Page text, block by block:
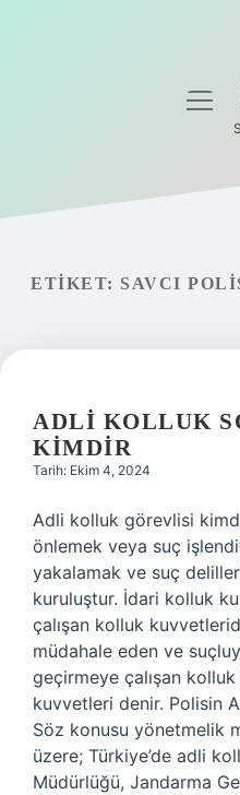
Gizlilik Politikası
ETIKET: SAVCI
ADLI KOLLUK
KIMDIR
Tarih: Ekim 4, 2024
Adli kolluk görevlisi
önlemek veya suç
yakalamak ve suç
kuruluştur. İdari kolluk
çalışan kolluk
müdahale eden ve
geçirmeye çalışan
kuvvetleri denir. Polisin
Söz konusu yönetmelik
üzere; Türkiye’de adli
Müdürlüğü, Jandarma